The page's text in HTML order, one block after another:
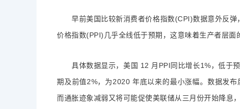
早前美国比较新消费者价格指数(CPI)数据意外反弹
价格指数(PPI)几乎全线低于预期，这意味着生产者层面
具体数据显示，美国 12 月PPI同比增长1%，低于
期及前值2%，为2020 年底以来的最小涨幅。数据发
而通胀迹象减弱又将可能促使美联储从三月份开始降息